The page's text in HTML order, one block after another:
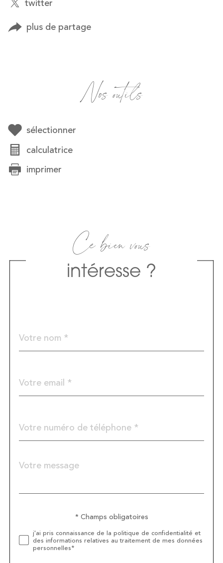
twitter
plus de partage
Nos outils
sélectionner
calculatrice
imprimer
Ce bien vous
intéresse ?
par
*
*
*
Fieldset
défaut
Message
*
Validation* Champs obligatoires
j'ai pris connaissance de la politique de confidentialité et
des informations relatives au traitement de mes données
personnelles*